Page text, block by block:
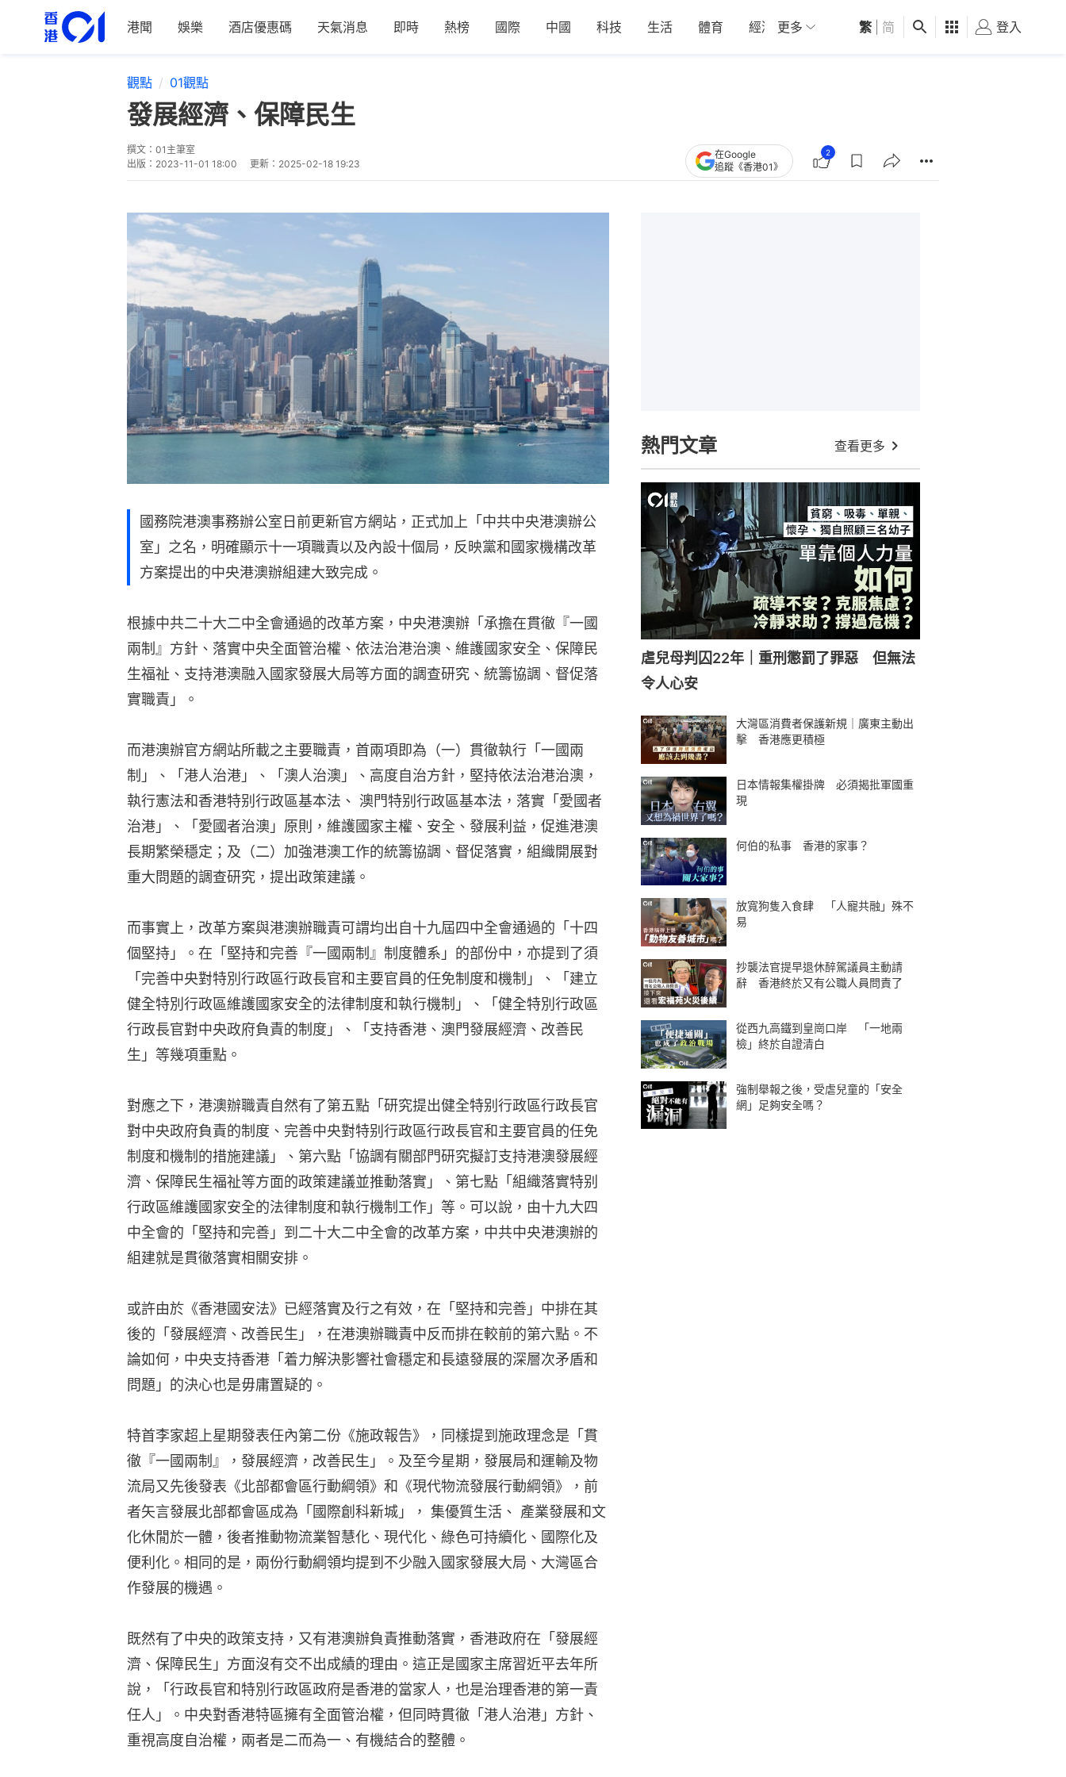
港聞 娛樂 酒店優惠碼 天氣消息 即時 熱榜 國際 中國 科技 生活 體育 經濟 01深圳 觀點 健康 好食玩飛
更多 繁 简 登入
觀點 01觀點
發展經濟、保障民生
撰文： 01主筆室
出版： 2023-11-01 18:00 更新： 2025-02-18 19:23
在Google
追蹤《香港01》
2
國務院港澳事務辦公室日前更新官方網站，正式加上「中共中央港澳辦公
室」之名，明確顯示十一項職責以及內設十個局，反映黨和國家機構改革
方案提出的中央港澳辦組建大致完成。
根據中共二十大二中全會通過的改革方案，中央港澳辦「承擔在貫徹『一國
兩制』方針、落實中央全面管治權、依法治港治澳、維護國家安全、保障民
生福祉、支持港澳融入國家發展大局等方面的調查研究、統籌協調、督促落
實職責」。
而港澳辦官方網站所載之主要職責，首兩項即為（一）貫徹執行「一國兩
制」、「港人治港」、「澳人治澳」、高度自治方針，堅持依法治港治澳，
執行憲法和香港特别行政區基本法、 澳門特别行政區基本法，落實「愛國者
治港」、「愛國者治澳」原則，維護國家主權、安全、發展利益，促進港澳
長期繁榮穩定；及（二）加強港澳工作的統籌協調、督促落實，組織開展對
重大問題的調查研究，提出政策建議。
而事實上，改革方案與港澳辦職責可謂均出自十九屆四中全會通過的「十四
個堅持」。在「堅持和完善『一國兩制』制度體系」的部份中，亦提到了須
「完善中央對特別行政區行政長官和主要官員的任免制度和機制」、「建立
健全特別行政區維護國家安全的法律制度和執行機制」、「健全特別行政區
行政長官對中央政府負責的制度」、「支持香港、澳門發展經濟、改善民
生」等幾項重點。
對應之下，港澳辦職責自然有了第五點「研究提出健全特别行政區行政長官
對中央政府負責的制度、完善中央對特别行政區行政長官和主要官員的任免
制度和機制的措施建議」、第六點「協調有關部門研究擬訂支持港澳發展經
濟、保障民生福祉等方面的政策建議並推動落實」、第七點「組織落實特别
行政區維護國家安全的法律制度和執行機制工作」等。可以說，由十九大四
中全會的「堅持和完善」到二十大二中全會的改革方案，中共中央港澳辦的
組建就是貫徹落實相關安排。
或許由於《香港國安法》已經落實及行之有效，在「堅持和完善」中排在其
後的「發展經濟、改善民生」，在港澳辦職責中反而排在較前的第六點。不
論如何，中央支持香港「着力解決影響社會穩定和長遠發展的深層次矛盾和
問題」的決心也是毋庸置疑的。
特首李家超上星期發表任內第二份《施政報告》，同樣提到施政理念是「貫
徹『一國兩制』，發展經濟，改善民生」。及至今星期，發展局和運輸及物
流局又先後發表《北部都會區行動綱領》和《現代物流發展行動綱領》，前
者矢言發展北部都會區成為「國際創科新城」， 集優質生活、 產業發展和文
化休閒於一體，後者推動物流業智慧化、現代化、綠色可持續化、國際化及
便利化。相同的是，兩份行動綱領均提到不少融入國家發展大局、大灣區合
作發展的機遇。
既然有了中央的政策支持，又有港澳辦負責推動落實，香港政府在「發展經
濟、保障民生」方面沒有交不出成績的理由。這正是國家主席習近平去年所
說，「行政長官和特別行政區政府是香港的當家人，也是治理香港的第一責
任人」。中央對香港特區擁有全面管治權，但同時貫徹「港人治港」方針、
重視高度自治權，兩者是二而為一、有機結合的整體。
熱門文章 查看更多
虐兒母判囚22年｜重刑懲罰了罪惡 但無法
令人心安
大灣區消費者保護新規｜廣東主動出
擊 香港應更積極
日本情報集權掛牌 必須揭批軍國重
現
何伯的私事 香港的家事？
放寬狗隻入食肆 「人寵共融」殊不
易
抄襲法官提早退休醉駕議員主動請
辭 香港終於又有公職人員問責了
從西九高鐵到皇崗口岸 「一地兩
檢」終於自證清白
強制舉報之後，受虐兒童的「安全
網」足夠安全嗎？